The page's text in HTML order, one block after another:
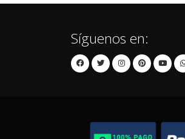
Síguenos en: